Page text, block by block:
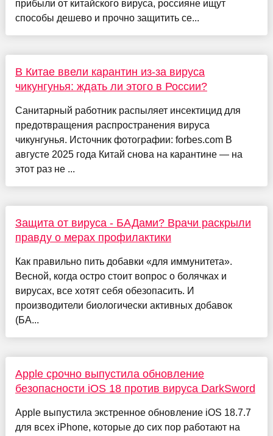
прибыли от китайского вируса, россияне ищут
способы дешево и прочно защитить се...
В Китае ввели карантин из-за вируса
чикунгунья: ждать ли этого в России?
Санитарный работник распыляет инсектицид для
предотвращения распространения вируса
чикунгунья. Источник фотографии: forbes.com В
августе 2025 года Китай снова на карантине — на
этот раз не ...
Защита от вируса - БАДами? Врачи раскрыли
правду о мерах профилактики
Как правильно пить добавки «для иммунитета».
Весной, когда остро стоит вопрос о болячках и
вирусах, все хотят себя обезопасить. И
производители биологически активных добавок
(БА...
Apple срочно выпустила обновление
безопасности iOS 18 против вируса DarkSword
Apple выпустила экстренное обновление iOS 18.7.7
для всех iPhone, которые до сих пор работают на